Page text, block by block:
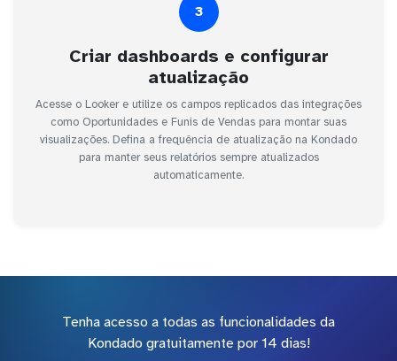
3
Criar dashboards e configurar
atualização
Acesse o Looker e utilize os campos replicados das integrações
como Oportunidades e Funis de Vendas para montar suas
visualizações. Defina a frequência de atualização na Kondado
para manter seus relatórios sempre atualizados
automaticamente.
Tenha acesso a todas as funcionalidades da
Kondado gratuitamente por 14 dias!